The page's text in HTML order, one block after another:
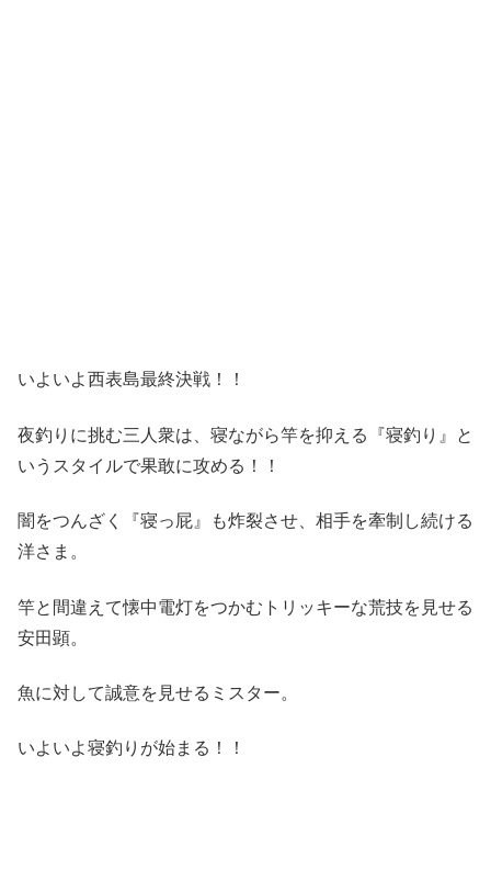
いよいよ西表島最終決戦！！
夜釣りに挑む三人衆は、寝ながら竿を抑える『寝釣り』と
いうスタイルで果敢に攻める！！
闇をつんざく『寝っ屁』も炸裂させ、相手を牽制し続ける
洋さま。
竿と間違えて懐中電灯をつかむトリッキーな荒技を見せる
安田顕。
魚に対して誠意を見せるミスター。
いよいよ寝釣りが始まる！！